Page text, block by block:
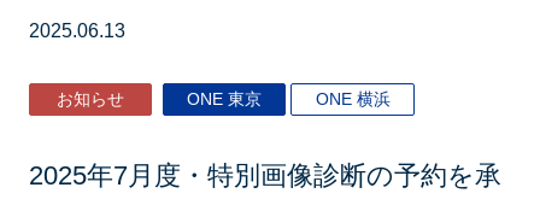
2025.06.13
お知らせ ONE 東京 ONE 横浜
2025年7月度・特別画像診断の予約を承